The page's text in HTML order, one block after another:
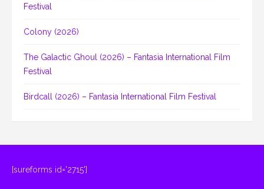
Festival
Colony (2026)
The Galactic Ghoul (2026) – Fantasia International Film
Festival
Birdcall (2026) – Fantasia International Film Festival
[sureforms id='2715']